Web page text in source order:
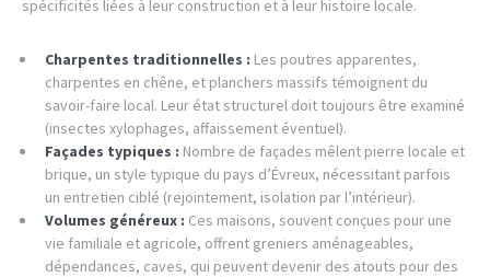
spécificités liées à leur construction et à leur histoire locale.
Charpentes traditionnelles : Les poutres apparentes,
charpentes en chêne, et planchers massifs témoignent du
savoir-faire local. Leur état structurel doit toujours être examiné
(insectes xylophages, affaissement éventuel).
Façades typiques : Nombre de façades mêlent pierre locale et
brique, un style typique du pays d’Évreux, nécessitant parfois
un entretien ciblé (rejointement, isolation par l’intérieur).
Volumes généreux : Ces maisons, souvent conçues pour une
vie familiale et agricole, offrent greniers aménageables,
dépendances, caves, qui peuvent devenir des atouts pour des